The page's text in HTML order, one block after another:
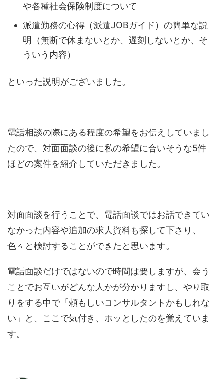
や各種社会保険制度について
派遣勤務の心得（派遣JOBガイド）の簡単な説
明（無断で休まないとか、遅刻しないとか、そ
ういう内容）
といった説明がございました。
電話相談の際にある程度の希望をお伝えしていまし
たので、対面面談の後に私の希望に合いそうな5件
ほどの案件を紹介していただきました。
対面面談を行うことで、電話面談ではお話できてい
なかった内容や追加の求人資料も探して下さり、
色々と検討することができたと思います。
電話面談だけではないので時間は要しますが、会う
ことでお互いがどんな人かが分かりますし、やり取
りをする中で「頼もしいコンサルタントかもしれな
い」と、ここで気付き、ホッとしたのを覚えていま
す。